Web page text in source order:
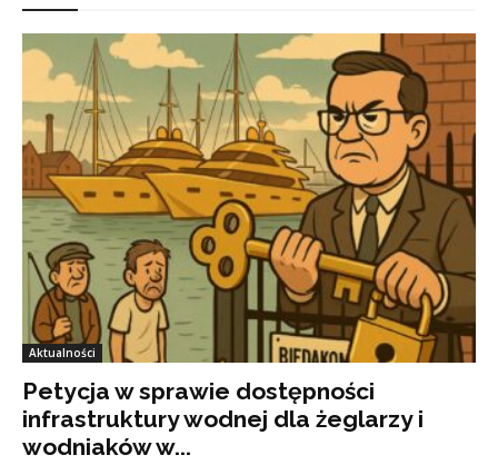
Aktualności
Petycja w sprawie dostępności
infrastruktury wodnej dla żeglarzy i
wodniaków w...